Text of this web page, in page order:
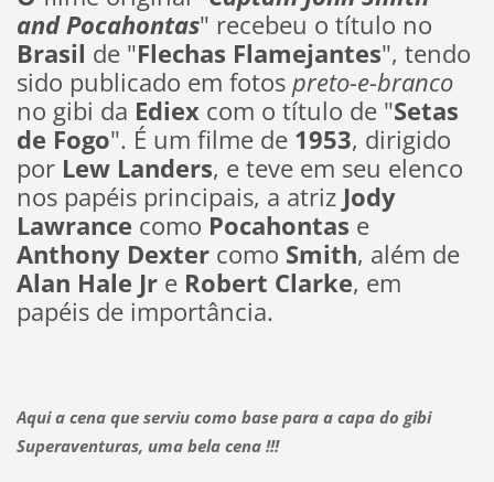
and Pocahontas" recebeu o título no
Brasil de "Flechas Flamejantes", tendo
sido publicado em fotospreto-e-branco
no gibi da Ediexcom o título de "Setas
de Fogo". É um filme de 1953, dirigido
por Lew Landers, e teve em seu elenco
nos papéis principais, a atriz Jody
Lawrance como Pocahontas e
Anthony Dextercomo Smith, além de
Alan Hale Jr eRobert Clarke, em
papéis de importância.
Aqui a cena que serviu como base para a capa do gibi
Superaventuras, uma bela cena !!!